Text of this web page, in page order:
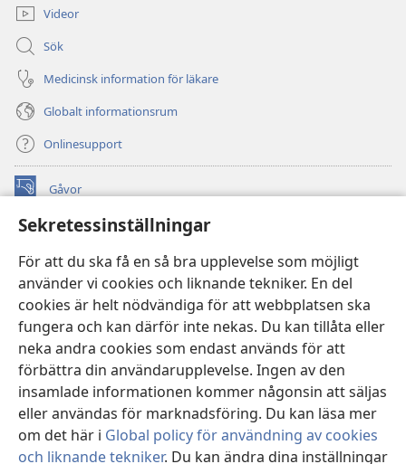
Sekretessinställningar
För att du ska få en så bra upplevelse som möjligt
använder vi cookies och liknande tekniker. En del
cookies är helt nödvändiga för att webbplatsen ska
fungera och kan därför inte nekas. Du kan tillåta eller
neka andra cookies som endast används för att
förbättra din användarupplevelse. Ingen av den
insamlade informationen kommer någonsin att säljas
eller användas för marknadsföring. Du kan läsa mer
om det här i Global policy för användning av cookies
och liknande tekniker. Du kan ändra dina inställningar
Videor
Sök
Medicinsk information för läkare
Globalt informationsrum
Onlinesupport
Gåvor
(öppnar
fönster) Watchtower ONLINE LIBRARY™
nytt
fönster)JW Hub ®
(öppnar
nytt
fönster)JW Library
Watchtower Library
Copyright© 2026 Watch Tower Bible and Tract Society of Pennsylvania.